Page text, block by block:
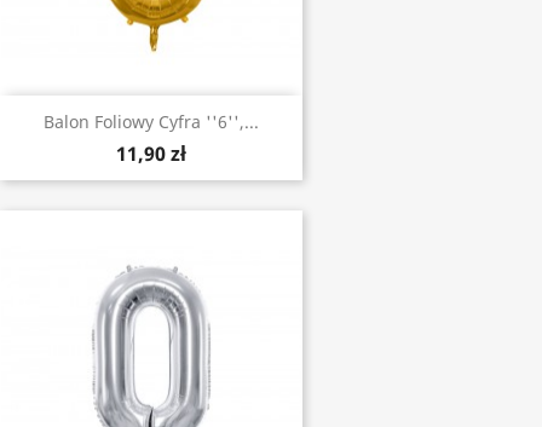
Balon Foliowy Cyfra ''6'',...
11,90 zł